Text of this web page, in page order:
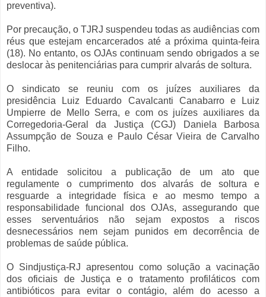
preventiva).
Por precaução, o TJRJ suspendeu todas as audiências com
réus que estejam encarcerados até a próxima quinta-feira
(18). No entanto, os OJAs continuam sendo obrigados a se
deslocar às penitenciárias para cumprir alvarás de soltura.
O sindicato se reuniu com os juízes auxiliares da
presidência Luiz Eduardo Cavalcanti Canabarro e Luiz
Umpierre de Mello Serra, e com os juízes auxiliares da
Corregedoria-Geral da Justiça (CGJ) Daniela Barbosa
Assumpção de Souza e Paulo César Vieira de Carvalho
Filho.
A entidade solicitou a publicação de um ato que
regulamente o cumprimento dos alvarás de soltura e
resguarde a integridade física e ao mesmo tempo a
responsabilidade funcional dos OJAs, assegurando que
esses serventuários não sejam expostos a riscos
desnecessários nem sejam punidos em decorrência de
problemas de saúde pública.
O Sindjustiça-RJ apresentou como solução a vacinação
dos oficiais de Justiça e o tratamento profiláticos com
antibióticos para evitar o contágio, além do acesso a